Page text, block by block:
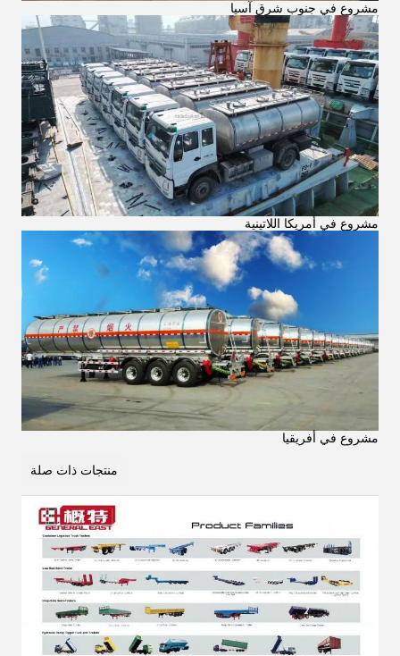
مشروع في جنوب شرق آسيا
مشروع في أمريكا اللاتينية
مشروع في أفريقيا
منتجات ذات صلة